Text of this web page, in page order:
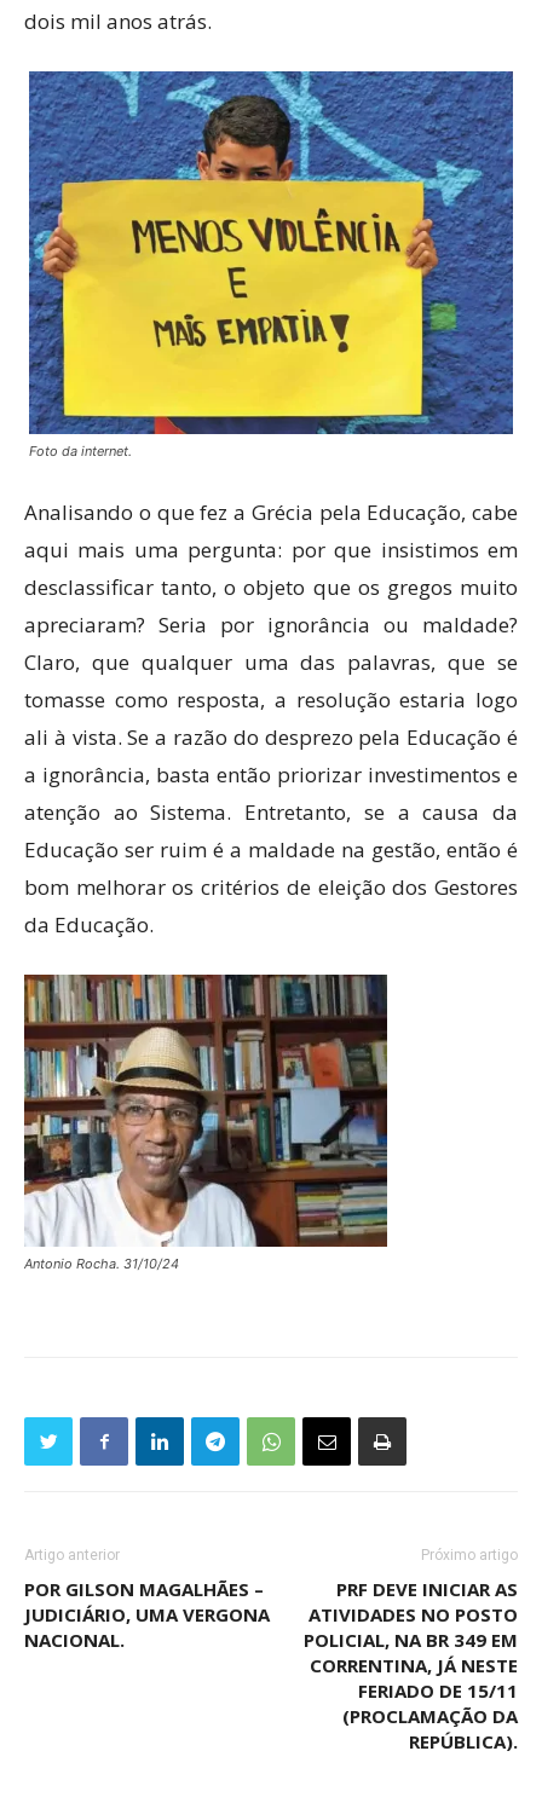
dois mil anos atrás.
Foto da internet.
Analisando o que fez a Grécia pela Educação, cabe
aqui mais uma pergunta: por que insistimos em
desclassificar tanto, o objeto que os gregos muito
apreciaram? Seria por ignorância ou maldade?
Claro, que qualquer uma das palavras, que se
tomasse como resposta, a resolução estaria logo
ali à vista. Se a razão do desprezo pela Educação é
a ignorância, basta então priorizar investimentos e
atenção ao Sistema. Entretanto, se a causa da
Educação ser ruim é a maldade na gestão, então é
bom melhorar os critérios de eleição dos Gestores
da Educação.
Antonio Rocha. 31/10/24
Artigo anterior
POR GILSON MAGALHÃES –
JUDICIÁRIO, UMA VERGONA
NACIONAL.
Próximo artigo
PRF DEVE INICIAR AS
ATIVIDADES NO POSTO
POLICIAL, NA BR 349 EM
CORRENTINA, JÁ NESTE
FERIADO DE 15/11
(PROCLAMAÇÃO DA
REPÚBLICA).